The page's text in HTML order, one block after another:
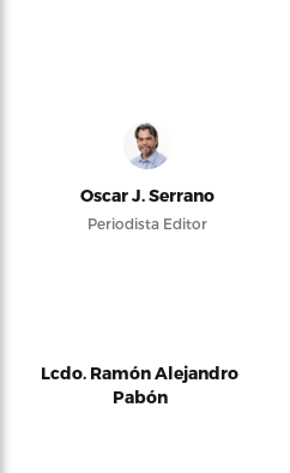
Oscar J. Serrano
Periodista Editor
Lcdo. Ramón Alejandro
Pabón